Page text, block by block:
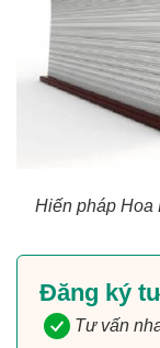
Hiến pháp Hoa
Đăng ký
Tư vấn